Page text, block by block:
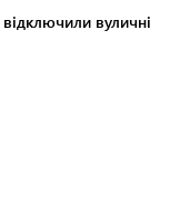
вуличні